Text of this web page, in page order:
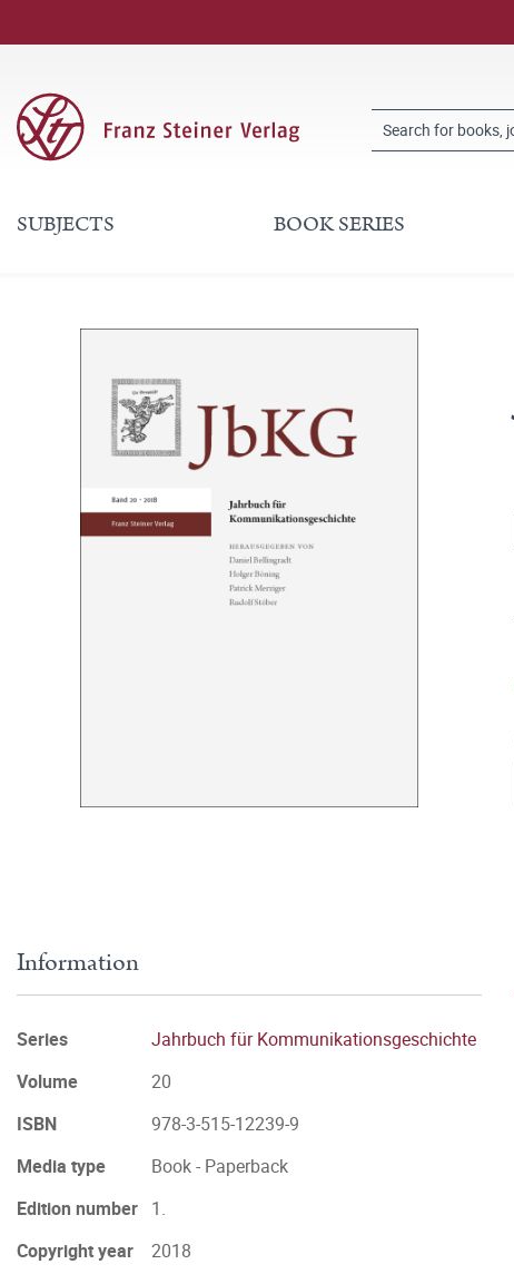
SUBJECTS BOOK SERIES
Information
Series
Jahrbuch für Kommunikationsgeschichte
Volume
20
ISBN
978-3-515-12239-9
Media type
Book - Paperback
Edition number 1.
Copyright year
2018